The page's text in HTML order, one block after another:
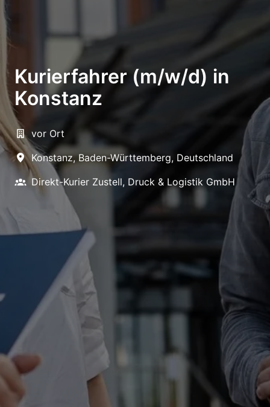
Kurierfahrer (m/w/d) in
Konstanz
vor Ort
Konstanz, Baden-Württemberg, Deutschland
Direkt-Kurier Zustell, Druck & Logistik GmbH